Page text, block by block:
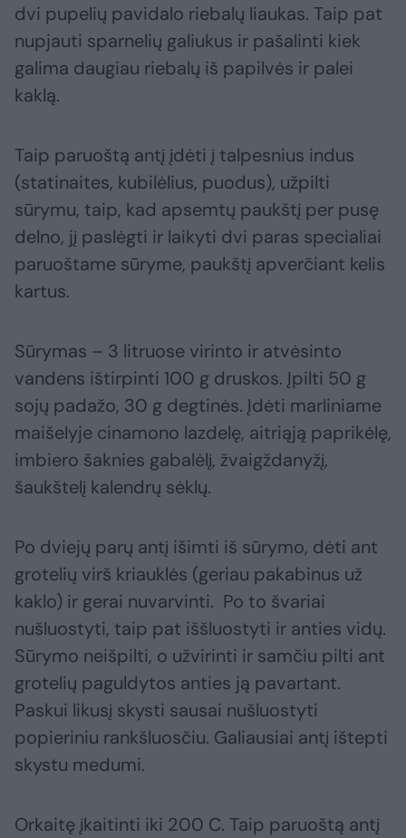
dvi pupelių pavidalo riebalų liaukas. Taip pat
nupjauti sparnelių galiukus ir pašalinti kiek
galima daugiau riebalų iš papilvės ir palei
kaklą.
Taip paruoštą antį įdėti į talpesnius indus
(statinaites, kubilėlius, puodus), užpilti
sūrymu, taip, kad apsemtų paukštį per pusę
delno, jį paslėgti ir laikyti dvi paras specialiai
paruoštame sūryme, paukštį apverčiant kelis
kartus.
Sūrymas – 3 litruose virinto ir atvėsinto
vandens ištirpinti 100 g druskos. Įpilti 50 g
sojų padažo, 30 g degtinės. Įdėti marliniame
maišelyje cinamono lazdelę, aitriąją paprikėlę,
imbiero šaknies gabalėlį, žvaigždanyžį,
šaukštelį kalendrų sėklų.
Po dviejų parų antį išimti iš sūrymo, dėti ant
grotelių virš kriauklės (geriau pakabinus už
kaklo) ir gerai nuvarvinti. Po to švariai
nušluostyti, taip pat iššluostyti ir anties vidų.
Sūrymo neišpilti, o užvirinti ir samčiu pilti ant
grotelių paguldytos anties ją pavartant.
Paskui likusį skysti sausai nušluostyti
popieriniu rankšluosčiu. Galiausiai antį ištepti
skystu medumi.
Orkaitę įkaitinti iki 200 C. Taip paruoštą antį